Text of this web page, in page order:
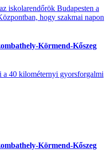
iskolarendőrök Budapesten a
hogy szakmai napon
Körmend-Kőszeg
a 40 kilométernyi gyorsforgalmi
Körmend-Kőszeg